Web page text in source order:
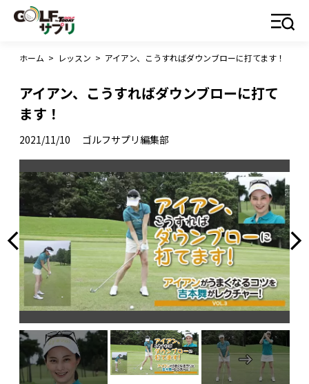
ホーム > レッスン > アイアン、こうすればダウンブローに打てます！
アイアン、こうすればダウンブローに打て
ます！
2021/11/10 ゴルフサプリ編集部